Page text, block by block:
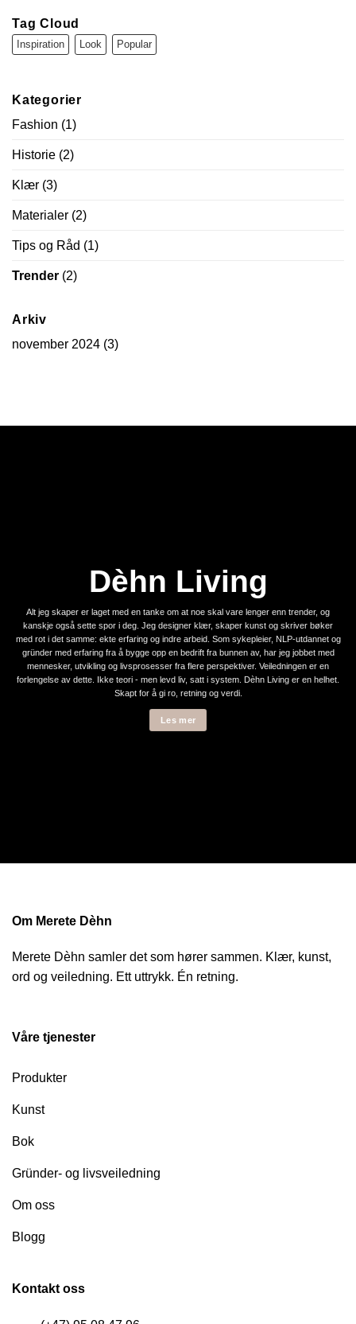
Tag Cloud
Inspiration Look Popular
Kategorier
Fashion (1)
Historie (2)
Klær (3)
Materialer (2)
Tips og Råd (1)
Trender (2)
Arkiv
november 2024 (3)
Dèhn Living
Alt jeg skaper er laget med en tanke om at noe skal vare lenger enn trender, og
kanskje også sette spor i deg. Jeg designer klær, skaper kunst og skriver bøker
med rot i det samme: ekte erfaring og indre arbeid. Som sykepleier, NLP-utdannet og
gründer med erfaring fra å bygge opp en bedrift fra bunnen av, har jeg jobbet med
mennesker, utvikling og livsprosesser fra flere perspektiver. Veiledningen er en
forlengelse av dette. Ikke teori - men levd liv, satt i system. Dèhn Living er en helhet.
Skapt for å gi ro, retning og verdi.
Les mer
Om Merete Dèhn
Merete Dèhn samler det som hører sammen. Klær, kunst,
ord og veiledning. Ett uttrykk. Én retning.
Våre tjenester
Produkter
Kunst
Bok
Gründer- og livsveiledning
Om oss
Blogg
Kontakt oss